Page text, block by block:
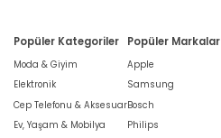
Popüler Kategoriler
Moda & Giyim
Elektronik
Cep Telefonu & Aksesuar
Ev, Yaşam & Mobilya
Popüler Markalar
Apple
Samsung
Bosch
Philips